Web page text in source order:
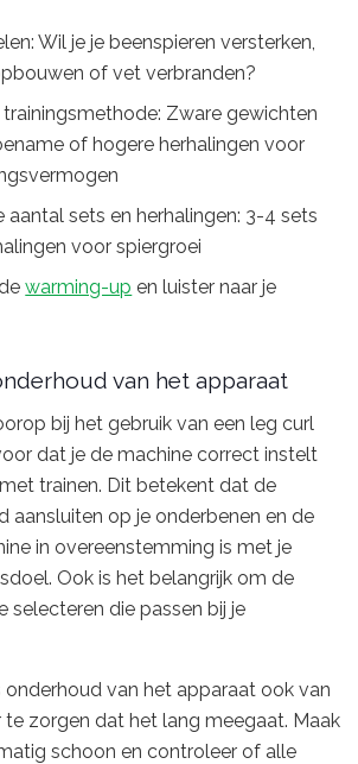
Wil je je beenspieren versterken,
of vet verbranden?
trainingsmethode: Zware gewichten
of hogere herhalingen voor
aantal sets en herhalingen: 3-4 sets
voor spiergroei
warming-up en luister naar je
van het apparaat
bij het gebruik van een leg curl
dat je de machine correct instelt
trainen. Dit betekent dat de
aansluiten op je onderbenen en de
in overeenstemming is met je
Ook is het belangrijk om de
selecteren die passen bij je
onderhoud van het apparaat ook van
zorgen dat het lang meegaat. Maak
schoon en controleer of alle